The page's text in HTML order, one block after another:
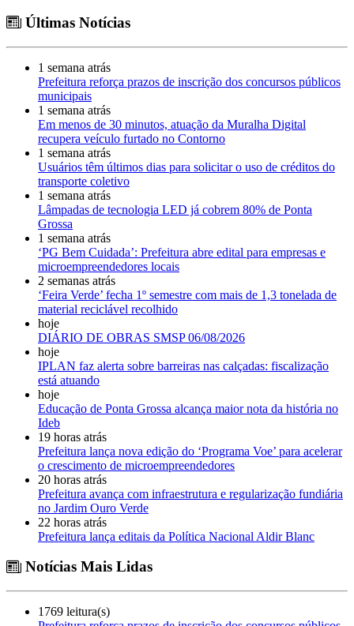
Últimas Notícias
1 semana atrás
Prefeitura reforça prazos de inscrição dos concursos públicos
municipais
1 semana atrás
Em menos de 30 minutos, atuação da Muralha Digital
recupera veículo furtado no Contorno
1 semana atrás
Usuários têm últimos dias para solicitar o uso de créditos do
transporte coletivo
1 semana atrás
Lâmpadas de tecnologia LED já cobrem 80% de Ponta
Grossa
1 semana atrás
‘PG Bem Cuidada’: Prefeitura abre edital para empresas e
microempreendedores locais
2 semanas atrás
‘Feira Verde’ fecha 1º semestre com mais de 1,3 tonelada de
material reciclável recolhido
hoje
DIÁRIO DE OBRAS SMSP 06/08/2026
hoje
IPLAN faz alerta sobre barreiras nas calçadas: fiscalização
está atuando
hoje
Educação de Ponta Grossa alcança maior nota da história no
Ideb
19 horas atrás
Prefeitura lança nova edição do ‘Programa Voe’ para acelerar
o crescimento de microempreendedores
20 horas atrás
Prefeitura avança com infraestrutura e regularização fundiária
no Jardim Ouro Verde
22 horas atrás
Prefeitura lança editais da Política Nacional Aldir Blanc
Notícias Mais Lidas
1769 leitura(s)